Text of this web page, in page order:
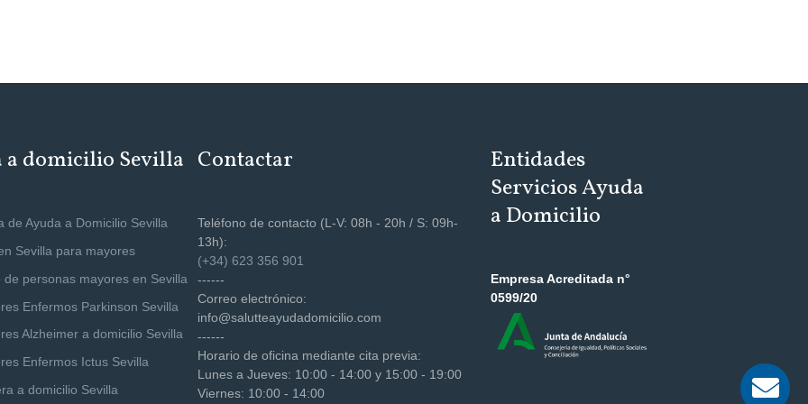
a domicilio Sevilla
de Ayuda a Domicilio Sevilla
Sevilla para mayores
de personas mayores en Sevilla
Enfermos Parkinson Sevilla
Alzheimer a domicilio Sevilla
Enfermos Ictus Sevilla
a domicilio Sevilla
Contactar
Teléfono de contacto (L-V: 08h - 20h / S: 09h-
13h):
(+34) 623 356 901
------
Correo electrónico:
info@salutteayudadomicilio.com
------
Horario de oficina mediante cita previa:
Lunes a Jueves: 10:00 - 14:00 y 15:00 - 19:00
Viernes: 10:00 - 14:00
Entidades
Servicios Ayuda
a Domicilio
Empresa Acreditada n°
0599/20